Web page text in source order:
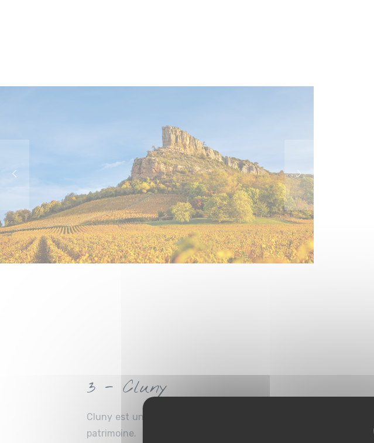
3 - Cluny
Cluny est un lieu de visite incontournable, mêlant histoire,
patrimoine. Son musée d’art et d’archéologie permet de